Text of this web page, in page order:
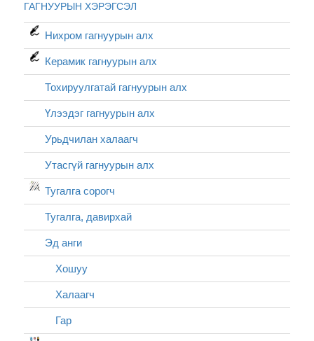
ГАГНУУРЫН ХЭРЭГСЭЛ
Нихром гагнуурын алх
Керамик гагнуурын алх
Тохируулгатай гагнуурын алх
Үлээдэг гагнуурын алх
Урьдчилан халаагч
Утасгүй гагнуурын алх
Тугалга сорогч
Тугалга, давирхай
Эд анги
Хошуу
Халаагч
Гар